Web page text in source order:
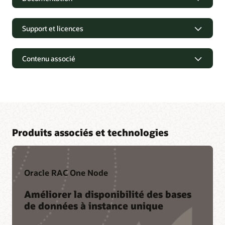
Documentation
Oracle Database 23ai
Oracle Database 19c
Support et licences
Support et licences
Contenu associé
Produits associés et technologies
Oracle RAC One Node
Améliorer la disponibilité des bases
de données à instance unique